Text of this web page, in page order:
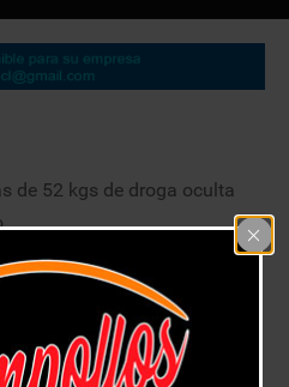
de 52 kgs de droga oculta
más de 52
en neumáticos